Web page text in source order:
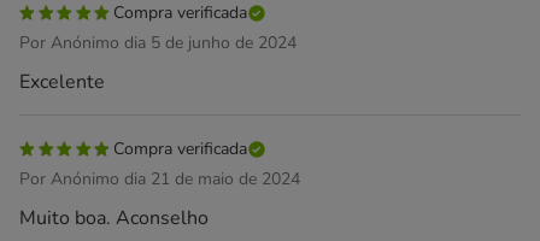
Compra verificada
Por Anónimo dia 5 de junho de 2024
Excelente
Compra verificada
Por Anónimo dia 21 de maio de 2024
Muito boa. Aconselho